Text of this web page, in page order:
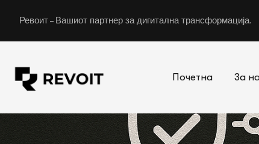
Ревоит – Вашиот партнер за дигитална трансформација.
Почетна За